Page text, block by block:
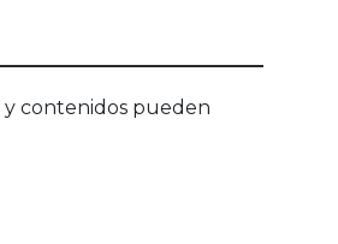
y contenidos pueden